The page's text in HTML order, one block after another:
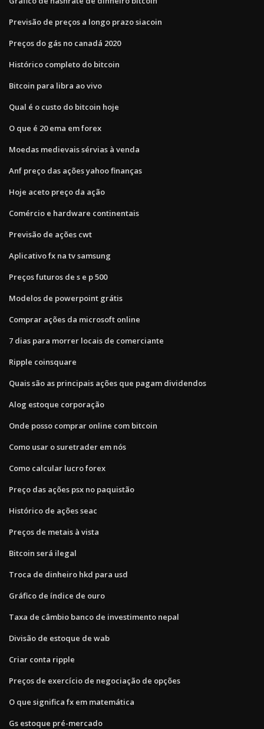
Previsão de preços a longo prazo siacoin
Preços do gás no canadá 2020
Histórico completo do bitcoin
Bitcoin para libra ao vivo
Qual é o custo do bitcoin hoje
O que é 20 ema em forex
Moedas medievais sérvias à venda
Anf preço das ações yahoo finanças
Hoje aceto preço da ação
Comércio e hardware continentais
Previsão de ações cwt
Aplicativo fx na tv samsung
Preços futuros de s e p 500
Modelos de powerpoint grátis
Comprar ações da microsoft online
7 dias para morrer locais de comerciante
Ripple coinsquare
Quais são as principais ações que pagam dividendos
Alog estoque corporação
Onde posso comprar online com bitcoin
Como usar o suretrader em nós
Como calcular lucro forex
Preço das ações psx no paquistão
Histórico de ações seac
Preços de metais à vista
Bitcoin será ilegal
Troca de dinheiro hkd para usd
Gráfico de índice de ouro
Taxa de câmbio banco de investimento nepal
Divisão de estoque de wab
Criar conta ripple
Preços de exercício de negociação de opções
O que significa fx em matemática
Gs estoque pré-mercado